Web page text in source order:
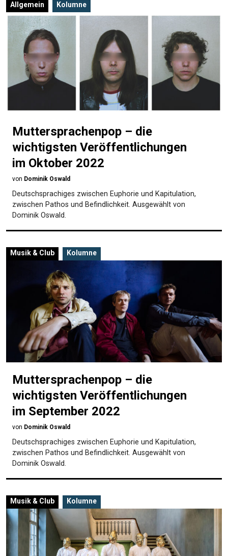
Allgemein Kolumne
Muttersprachenpop – die
wichtigsten Veröffentlichungen
im Oktober 2022
von Dominik Oswald
Deutschsprachiges zwischen Euphorie und Kapitulation,
zwischen Pathos und Befindlichkeit. Ausgewählt von
Dominik Oswald.
Musik & Club Kolumne
Muttersprachenpop – die
wichtigsten Veröffentlichungen
im September 2022
von Dominik Oswald
Deutschsprachiges zwischen Euphorie und Kapitulation,
zwischen Pathos und Befindlichkeit. Ausgewählt von
Dominik Oswald.
Musik & Club Kolumne